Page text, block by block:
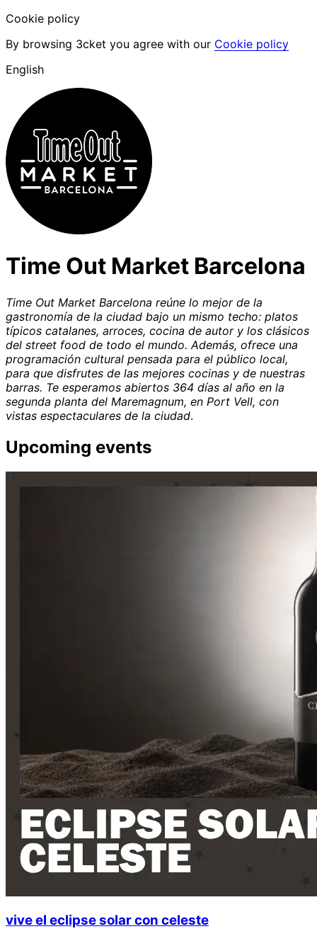
Cookie policy
By browsing 3cket you agree with our Cookie policy
English
Time Out Market Barcelona
Time Out Market Barcelona reúne lo mejor de la
gastronomía de la ciudad bajo un mismo techo: platos
típicos catalanes, arroces, cocina de autor y los clásicos
del street food de todo el mundo. Además, ofrece una
programación cultural pensada para el público local,
para que disfrutes de las mejores cocinas y de nuestras
barras. Te esperamos abiertos 364 días al año en la
segunda planta del Maremagnum, en Port Vell, con
vistas espectaculares de la ciudad.
Upcoming events
vive el eclipse solar con celeste